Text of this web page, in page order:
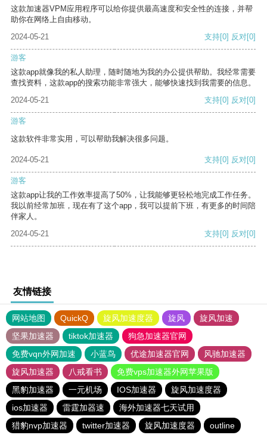
这款加速器VPM应用程序可以给你提供最高速度和安全性的连接，并帮
助你在网络上自由移动。
2024-05-21
支持[0] 反对[0]
游客
这款app就像我的私人助理，随时随地为我的办公提供帮助。我经常需要
查找资料，这款app的搜索功能非常强大，能够快速找到我需要的信息。
2024-05-21
支持[0] 反对[0]
游客
这款软件非常实用，可以帮助我解决很多问题。
2024-05-21 支持[0] 反对[0]
游客
这款app让我的工作效率提高了50%，让我能够更轻松地完成工作任务。
我以前经常加班，现在有了这个app，我可以提前下班，有更多的时间陪
伴家人。
2024-05-21
支持[0] 反对[0]
友情链接
网站地图 QuickQ 旋风加速度器 旋风
旋风加速
坚果加速器
tiktok加速器
狗急加速器官网
免费vqn外网加速
小蓝鸟 优途加速器官网
风驰加速器
旋风加速器
八戒看书
免费vps加速器外网苹果版
黑豹加速器
一元机场 IOS加速器
旋风加速度器
ios加速器
雷霆加器速
海外加速器七天试用
猎豹nvp加速器
twitter加速器 旋风加速度器 outline